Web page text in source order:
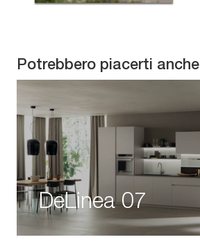
Potrebbero piacerti anche
DeLinea 07